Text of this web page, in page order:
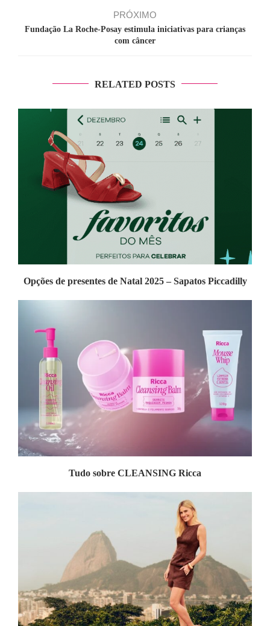
PRÓXIMO
Fundação La Roche-Posay estimula iniciativas para crianças
com câncer
RELATED POSTS
Opções de presentes de Natal 2025 – Sapatos Piccadilly
Tudo sobre CLEANSING Ricca